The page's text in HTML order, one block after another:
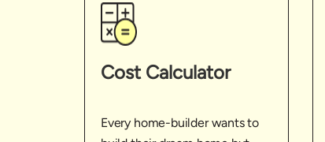
Cost Calculator
Every home-builder wants to